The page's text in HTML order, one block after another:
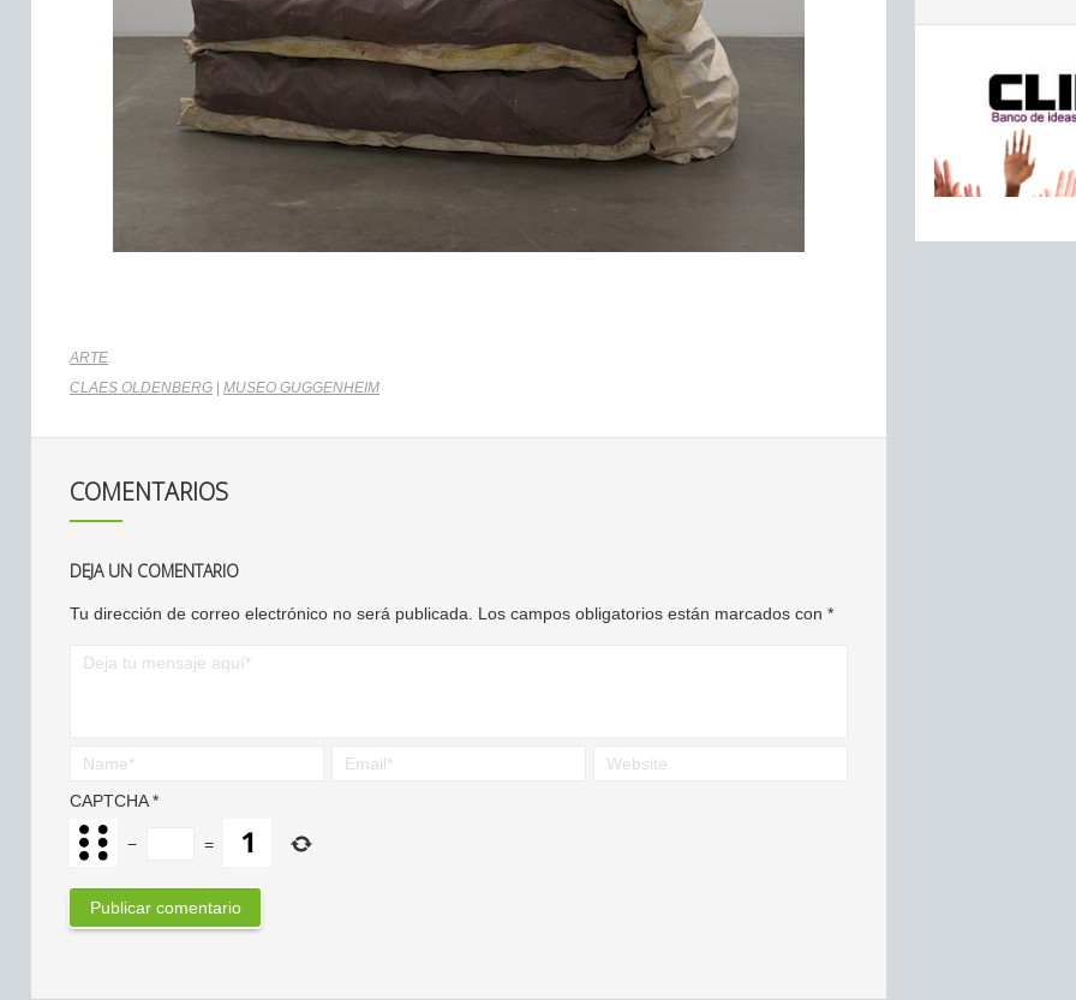
ARTE
CLAES OLDENBERG
MUSEO GUGGENHEIM
COMENTARIOS
DEJA UN COMENTARIO
Tu dirección de correo electrónico no será publicada. Los campos obligatorios están marcados con *
CAPTCHA*
− =